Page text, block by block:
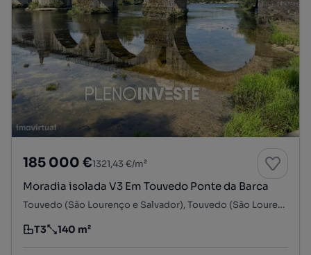
185 000 €1321,43 €/m²
Moradia isolada V3 Em Touvedo Ponte da Barca
Touvedo (São Lourenço e Salvador), Touvedo (São Lourenço e Salvador), Ponte da Barca, Viana do Castelo
Tipologia
T3
Preço por metro quadrado
140 m²